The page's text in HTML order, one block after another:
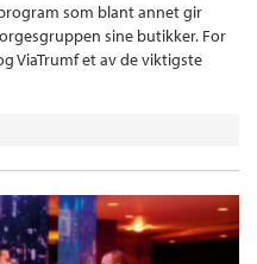
som blant annet gir
sine butikker. For
ViaTrumf et av de viktigste